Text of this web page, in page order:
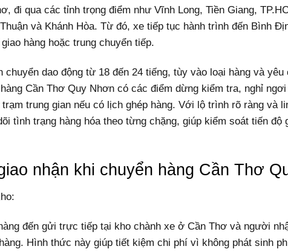
đi qua các tỉnh trọng điểm như Vĩnh Long, Tiền Giang,
và Khánh Hòa. Từ đó, xe tiếp tục hành trình đến Bình
hàng hoặc trung chuyển tiếp.
chuyển dao động từ 18 đến 24 tiếng, tùy vào loại hàng và yêu
Cần Thơ Quy Nhơn có các điểm dừng kiểm tra, nghỉ
trung gian nếu có lịch ghép hàng. Với lộ trình rõ ràng và
tình trạng hàng hóa theo từng chặng, giúp kiểm soát tiến độ
nhận khi chuyển hàng Cần Thơ
đến gửi trực tiếp tại kho chành xe ở Cần Thơ và người
Hình thức này giúp tiết kiệm chi phí vì không phát sinh